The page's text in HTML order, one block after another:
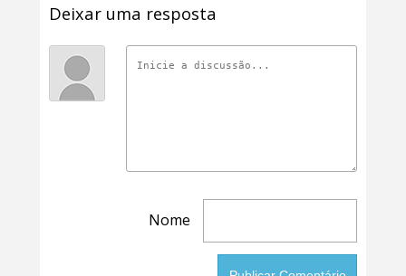
Deixar uma resposta
Nome